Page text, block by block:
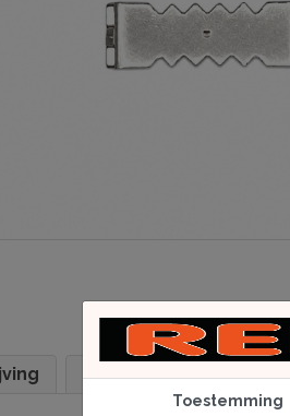
Specificaties
Toestemming